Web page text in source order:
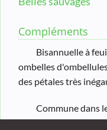
Compléments
Bisannuelle à
ombelles
des pétales très
Commune dans
comestible dans